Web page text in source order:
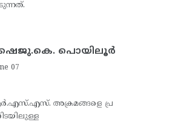
പൊയിലൂര്‍
07
അക്രമങ്ങളെ പ്ര